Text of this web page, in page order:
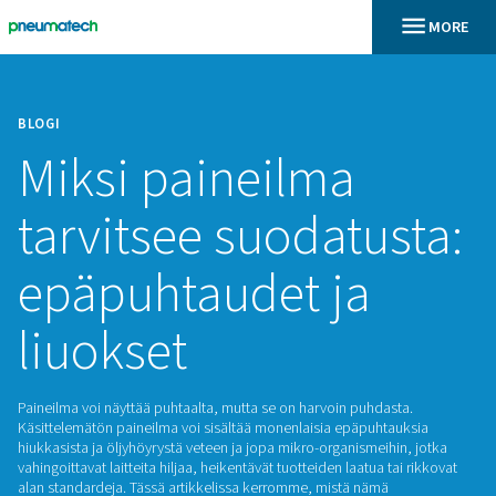
BLOGI
Miksi paineilma
tarvitsee
epäpuhtaudet ja
liuokset